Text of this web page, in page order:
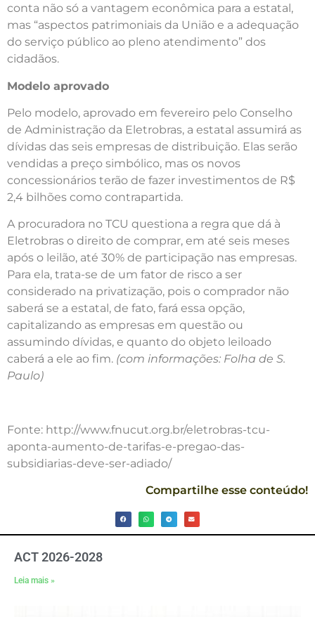
conta não só a vantagem econômica para a estatal,
mas “aspectos patrimoniais da União e a adequação
do serviço público ao pleno atendimento” dos
cidadãos.
Modelo aprovado
Pelo modelo, aprovado em fevereiro pelo Conselho
de Administração da Eletrobras, a estatal assumirá as
dívidas das seis empresas de distribuição. Elas serão
vendidas a preço simbólico, mas os novos
concessionários terão de fazer investimentos de R$
2,4 bilhões como contrapartida.
A procuradora no TCU questiona a regra que dá à
Eletrobras o direito de comprar, em até seis meses
após o leilão, até 30% de participação nas empresas.
Para ela, trata-se de um fator de risco a ser
considerado na privatização, pois o comprador não
saberá se a estatal, de fato, fará essa opção,
capitalizando as empresas em questão ou
assumindo dívidas, e quanto do objeto leiloado
caberá a ele ao fim. (com informações: Folha de S.
Paulo)
Fonte: http://www.fnucut.org.br/eletrobras-tcu-
aponta-aumento-de-tarifas-e-pregao-das-
subsidiarias-deve-ser-adiado/
Compartilhe esse conteúdo!
ACT 2026-2028
Leia mais »